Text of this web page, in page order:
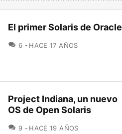
El primer Solaris de Oracle
6 COMENTARIOS
HACE 17 AÑOS
Project Indiana, un nuevo
OS de Open Solaris
9 COMENTARIOS
HACE 19 AÑOS